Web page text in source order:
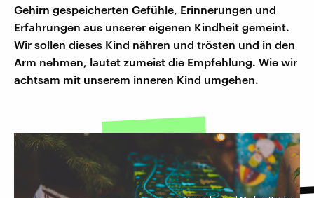
Gehirn gespeicherten Gefühle, Erinnerungen und
Erfahrungen aus unserer eigenen Kindheit gemeint.
Wir sollen dieses Kind nähren und trösten und in den
Arm nehmen, lautet zumeist die Empfehlung. Wie wir
achtsam mit unserem inneren Kind umgehen.